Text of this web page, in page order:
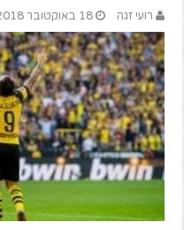
רועי זגה 18 באוקטובר 2018